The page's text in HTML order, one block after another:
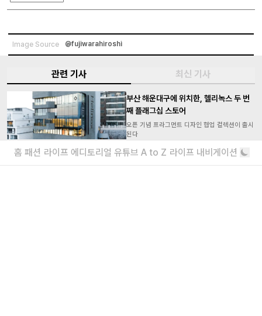
Image Source @fujiwarahiroshi
관련 기사 최신 기사
부산 해운대구에 위치한, 헬리녹스 두 번
째 플래그십 스토어
오픈 기념 프라그먼트 디자인 협업 컬렉션이 출시
된다
펜디, 2024년 용의 해를 기념한 ‘망나뇽’
컬렉션 공개
홈 패션 라이프 에디토리얼 유튜브 A to Z 라이프 내비게이션